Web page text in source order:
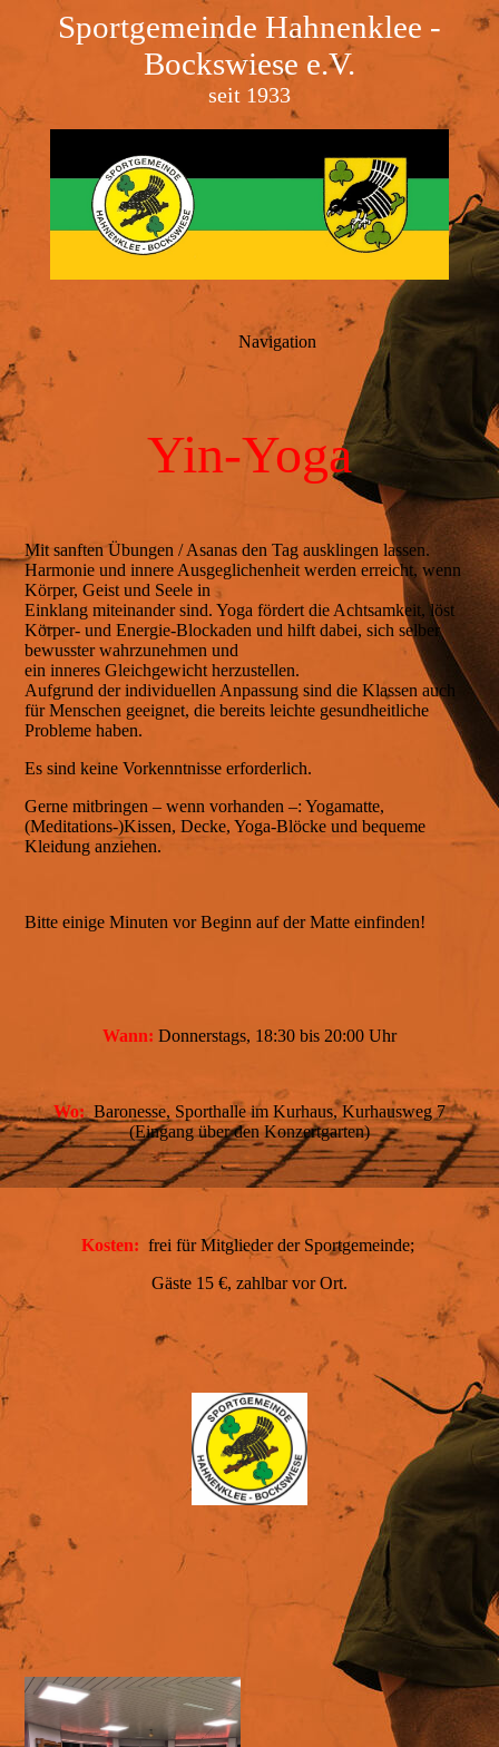
Sportgemeinde Hahnenklee -
Bockswiese e.V.
seit 1933
Navigation
Yin-Yoga
Mit sanften Übungen / Asanas den Tag ausklingen lassen.
Harmonie und innere Ausgeglichenheit werden erreicht, wenn
Körper, Geist und Seele in
Einklang miteinander sind. Yoga fördert die Achtsamkeit, löst
Körper- und Energie-Blockaden und hilft dabei, sich selber
bewusster wahrzunehmen und
ein inneres Gleichgewicht herzustellen.
Aufgrund der individuellen Anpassung sind die Klassen auch
für Menschen geeignet, die bereits leichte gesundheitliche
Probleme haben.
Es sind keine Vorkenntnisse erforderlich.
Gerne mitbringen – wenn vorhanden –: Yogamatte,
(Meditations-)Kissen, Decke, Yoga-Blöcke und bequeme
Kleidung anziehen.
Bitte einige Minuten vor Beginn auf der Matte einfinden!
Wann: Donnerstags, 18:30 bis 20:00 Uhr
Wo: Baronesse, Sporthalle im Kurhaus, Kurhausweg 7
(Eingang über den Konzertgarten)
Kosten: frei für Mitglieder der Sportgemeinde;
Gäste 15 €, zahlbar vor Ort.